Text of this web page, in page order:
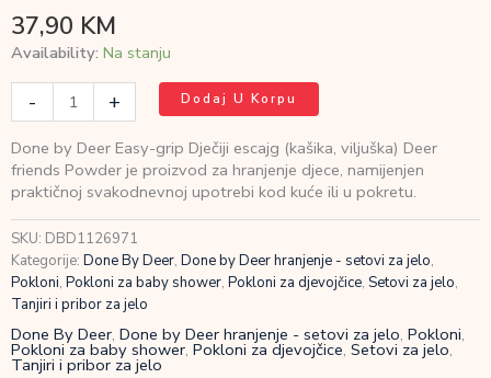
37,90 KM
Availability: Na stanju
-
Easy-
grip
Dječiji
escajg
(kašika,
viljuška)
Deer
friends
Powder
količina
+ Dodaj U Korpu
Done by Deer Easy-grip Dječiji escajg (kašika, viljuška) Deer
friends Powder je proizvod za hranjenje djece, namijenjen
praktičnoj svakodnevnoj upotrebi kod kuće ili u pokretu.
SKU: DBD1126971
Kategorije: Done By Deer, Done by Deer hranjenje - setovi za jelo,
Pokloni, Pokloni za baby shower, Pokloni za djevojčice, Setovi za jelo,
Tanjiri i pribor za jelo
Done By Deer, Done by Deer hranjenje - setovi za jelo, Pokloni,
Pokloni za baby shower, Pokloni za djevojčice, Setovi za jelo,
Tanjiri i pribor za jelo